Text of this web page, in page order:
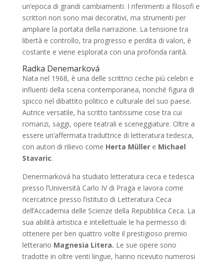
un’epoca di grandi cambiamenti. I riferimenti a filosofi e
scrittori non sono mai decorativi, ma strumenti per
ampliare la portata della narrazione. La tensione tra
libertà e controllo, tra progresso e perdita di valori, è
costante e viene esplorata con una profonda rarità.
Radka Denemarková
Nata nel 1968, è una delle scrittrici ceche più celebri e
influenti della scena contemporanea, nonché figura di
spicco nel dibattito politico e culturale del suo paese.
Autrice versatile, ha scritto tantissime cose tra cui
romanzi, saggi, opere teatrali e sceneggiature. Oltre a
essere un’affermata traduttrice di letteratura tedesca,
con autori di rilievo come Herta Müllere Michael
Stavaric.
Denermarková ha studiato letteratura ceca e tedesca
presso l’Università Carlo IV di Praga e lavora come
ricercatrice presso l’istituto di Letteratura Ceca
dell’Accademia delle Scienze della Repubblica Ceca. La
sua abilità artistica e intellettuale le ha permesso di
ottenere per ben quattro volte il prestigioso premio
letterario Magnesia Litera. Le sue opere sono
tradotte in oltre venti lingue, hanno ricevuto numerosi